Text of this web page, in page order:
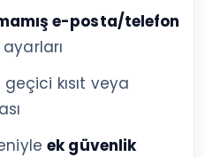
e-posta/telefon
geçici kısıt veya
ek güvenlik